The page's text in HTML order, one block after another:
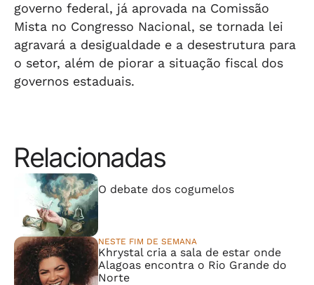
governo federal, já aprovada na Comissão
Mista no Congresso Nacional, se tornada lei
agravará a desigualdade e a desestrutura para
o setor, além de piorar a situação fiscal dos
governos estaduais.
Relacionadas
O debate dos cogumelos
NESTE FIM DE SEMANA
Khrystal cria a sala de estar onde
Alagoas encontra o Rio Grande do
Norte